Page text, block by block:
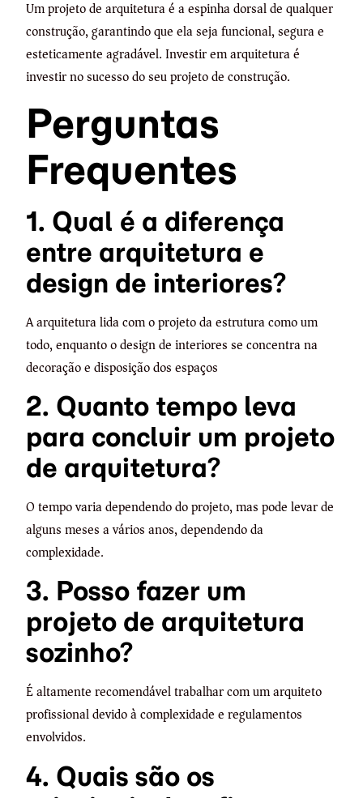
Um projeto de arquitetura é a espinha dorsal de qualquer
construção, garantindo que ela seja funcional, segura e
esteticamente agradável. Investir em arquitetura é
investir no sucesso do seu projeto de construção.
Perguntas
Frequentes
1. Qual é a diferença
entre arquitetura e
design de interiores?
A arquitetura lida com o projeto da estrutura como um
todo, enquanto o design de interiores se concentra na
decoração e disposição dos espaços
2. Quanto tempo leva
para concluir um projeto
de arquitetura?
O tempo varia dependendo do projeto, mas pode levar de
alguns meses a vários anos, dependendo da
complexidade.
3. Posso fazer um
projeto de arquitetura
sozinho?
É altamente recomendável trabalhar com um arquiteto
profissional devido à complexidade e regulamentos
envolvidos.
4. Quais são os